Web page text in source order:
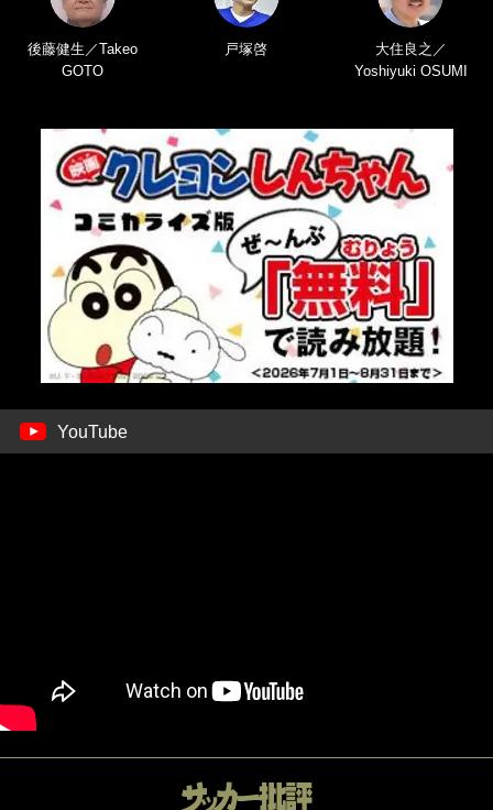
後藤健生／Takeo
GOTO
戸塚啓
大住良之／
Yoshiyuki OSUMI
YouTube